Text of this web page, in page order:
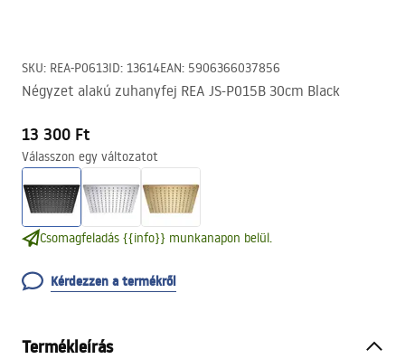
SKU: REA-P0613ID: 13614EAN: 5906366037856
Négyzet alakú zuhanyfej REA JS-P015B 30cm Black
13 300 Ft
Válasszon egy változatot
Csomagfeladás {{info}} munkanapon belül.
Kérdezzen a termékről
Termékleírás